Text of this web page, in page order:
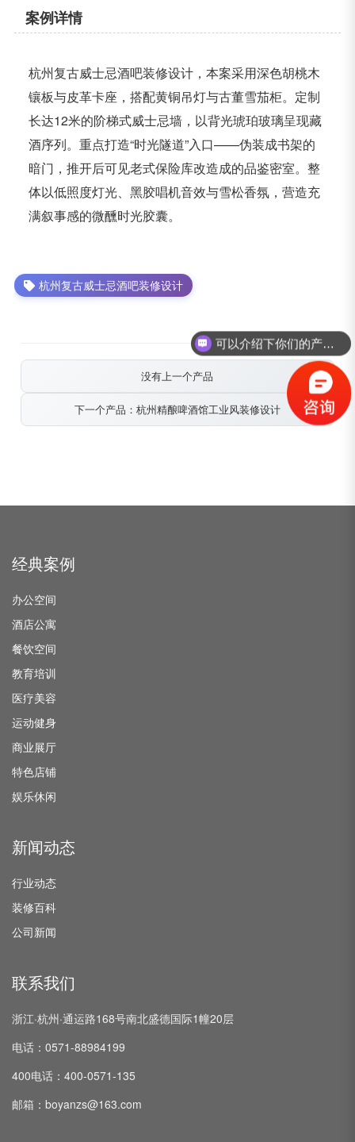
案例详情
杭州复古威士忌酒吧装修设计，本案采用深色胡桃木
镶板与皮革卡座，搭配黄铜吊灯与古董雪茄柜。定制
长达12米的阶梯式威士忌墙，以背光琥珀玻璃呈现藏
酒序列。重点打造“时光隧道”入口——伪装成书架的
暗门，推开后可见老式保险库改造成的品鉴密室。整
体以低照度灯光、黑胶唱机音效与雪松香氛，营造充
满叙事感的微醺时光胶囊。
杭州复古威士忌酒吧装修设计
没有上一个产品
下一个产品：杭州精酿啤酒馆工业风装修设计
经典案例
办公空间
酒店公寓
餐饮空间
教育培训
医疗美容
运动健身
商业展厅
特色店铺
娱乐休闲
新闻动态
行业动态
装修百科
公司新闻
联系我们
浙江·杭州·通运路168号南北盛德国际1幢20层
电话：0571-88984199
400电话：400-0571-135
邮箱：boyanzs@163.com
可以介绍下你们的产品么？